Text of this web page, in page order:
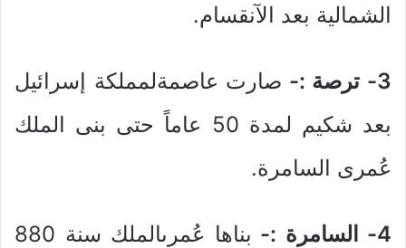
الشمالية بعد الآنقسام.
3- ترصة :-
صارت عاصمةلمملكة إسرائيل
بعد شكيم لمدة 50 عاماً حتى بنى الملك
عُمرى السامرة.
4- السامرة :-
بناها عُمرىالملك سنة 880